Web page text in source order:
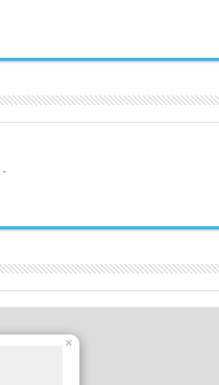
-
×